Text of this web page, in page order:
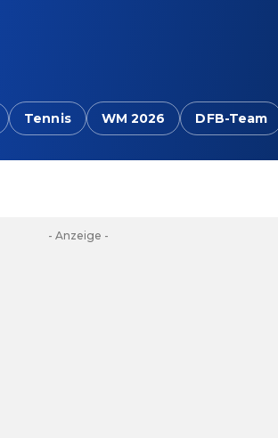
Tennis WM 2026 DFB-Team
- Anzeige -